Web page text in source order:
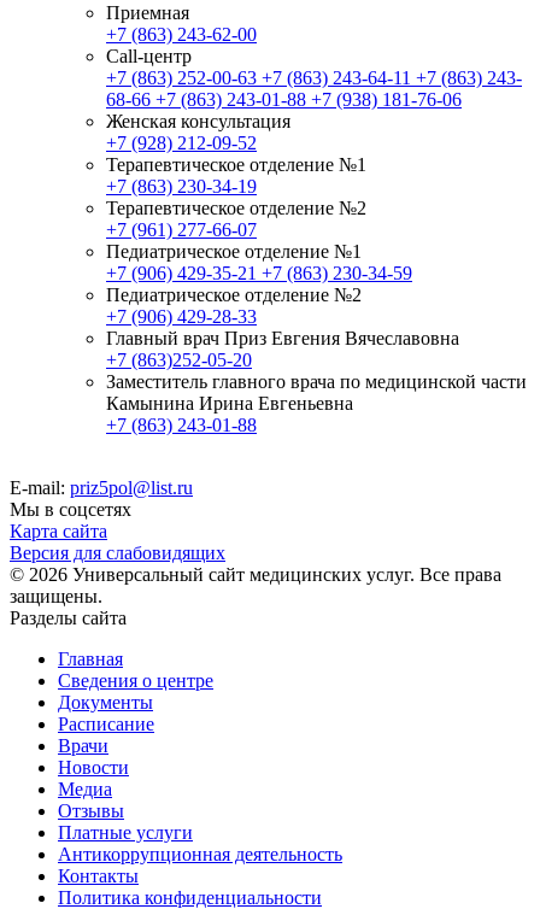
Приемная
+7 (863) 243-62-00
Call-центр
+7 (863) 252-00-63 +7 (863) 243-64-11 +7 (863) 243-
68-66 +7 (863) 243-01-88 +7 (938) 181-76-06
Женская консультация
+7 (928) 212-09-52
Терапевтическое отделение №1
+7 (863) 230-34-19
Терапевтическое отделение №2
+7 (961) 277-66-07
Педиатрическое отделение №1
+7 (906) 429-35-21 +7 (863) 230-34-59
Педиатрическое отделение №2
+7 (906) 429-28-33
Главный врач Приз Евгения Вячеславовна
+7 (863)252-05-20
Заместитель главного врача по медицинской части
Камынина Ирина Евгеньевна
+7 (863) 243-01-88
E-mail: priz5pol@list.ru
Мы в соцсетях
Карта сайта
Версия для слабовидящих
© 2026 Универсальный сайт медицинских услуг. Все права
защищены.
Разделы сайта
Главная
Сведения о центре
Документы
Расписание
Врачи
Новости
Медиа
Отзывы
Платные услуги
Антикоррупционная деятельность
Контакты
Политика конфиденциальности